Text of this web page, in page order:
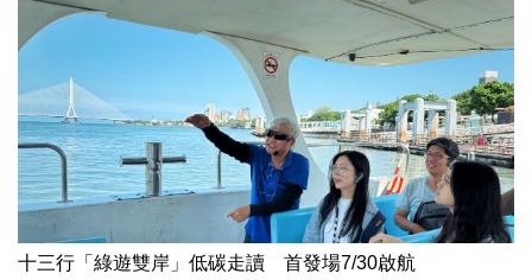
十三行「綠遊雙岸」低碳走讀 首發場7/30啟航